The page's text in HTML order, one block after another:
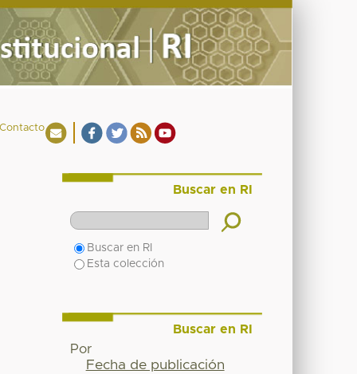
Contacto
Buscar en RI
Buscar en RI
Esta colección
Buscar en RI
Por
Fecha de publicación